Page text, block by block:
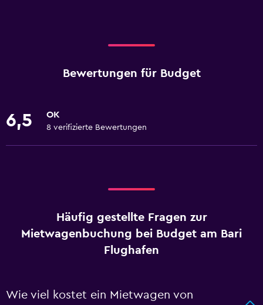
Bewertungen für Budget
6,5 OK
8 verifizierte Bewertungen
Häufig gestellte Fragen zur
Mietwagenbuchung bei Budget am Bari
Flughafen
Wie viel kostet ein Mietwagen von